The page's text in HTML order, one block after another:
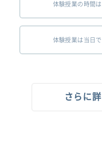
体験授業の時間
体験授業は当日
さらに